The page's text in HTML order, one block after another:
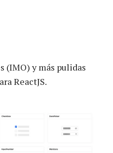
(IMO) y más pulidas
ReactJS.